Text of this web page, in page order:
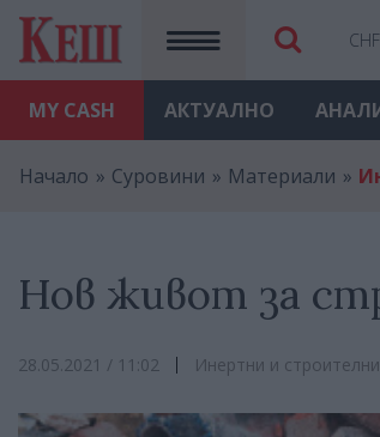
MY CASH АКТУАЛНО
Начало Суровини Материали
Нов живот за
28.05.2021 / 11:02 Инертни и